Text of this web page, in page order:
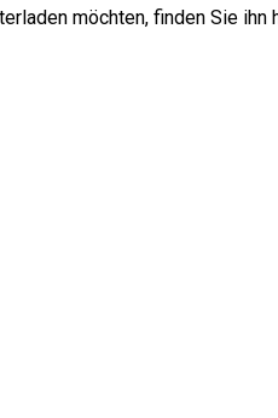
möchten, finden Sie ihn